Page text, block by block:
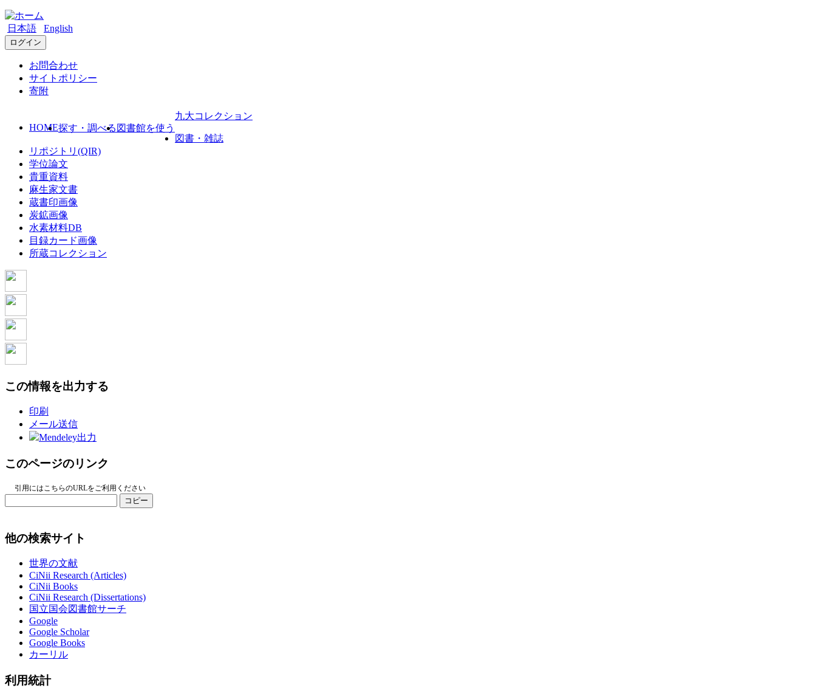
日本語 English
ログイン
お問合わせ
サイトポリシー
寄附
HOME探す・調べる 図書館を使う
九大コレクション
図書・雑誌
リポジトリ(QIR)
学位論文
貴重資料
麻生家文書
蔵書印画像
炭鉱画像
水素材料DB
目録カード画像
所蔵コレクション
この情報を出力する
印刷
メール送信
Mendeley出力
このページのリンク
引用にはこちらのURLをご利用ください
コピー
他の検索サイト
世界の文献
CiNii Research (Articles)
CiNii Books
CiNii Research (Dissertations)
国立国会図書館サーチ
Google
Google Scholar
Google Books
カーリル
利用統計